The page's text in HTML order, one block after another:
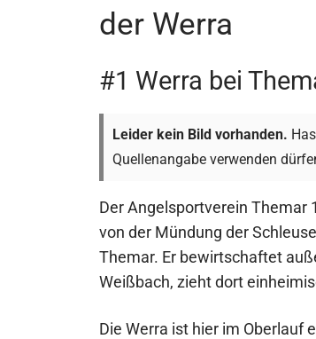
der Werra
#1 Werra bei
Leider kein Bild vorhanden.
Quellenangabe verwenden
Der Angelsportverein Themar
von der Mündung der
Themar. Er bewirtschaftet
Weißbach, zieht dort
Die Werra ist hier im Oberlauf